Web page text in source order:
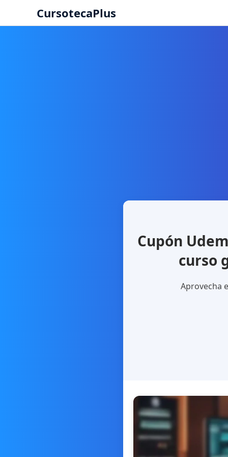
CursotecaPlus
Cupón
curso
Aprovecha